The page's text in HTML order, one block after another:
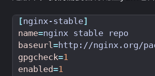
[nginx-stable]
name=
baseurl=http://nginx.org/
gpgcheck=1
enabled=1